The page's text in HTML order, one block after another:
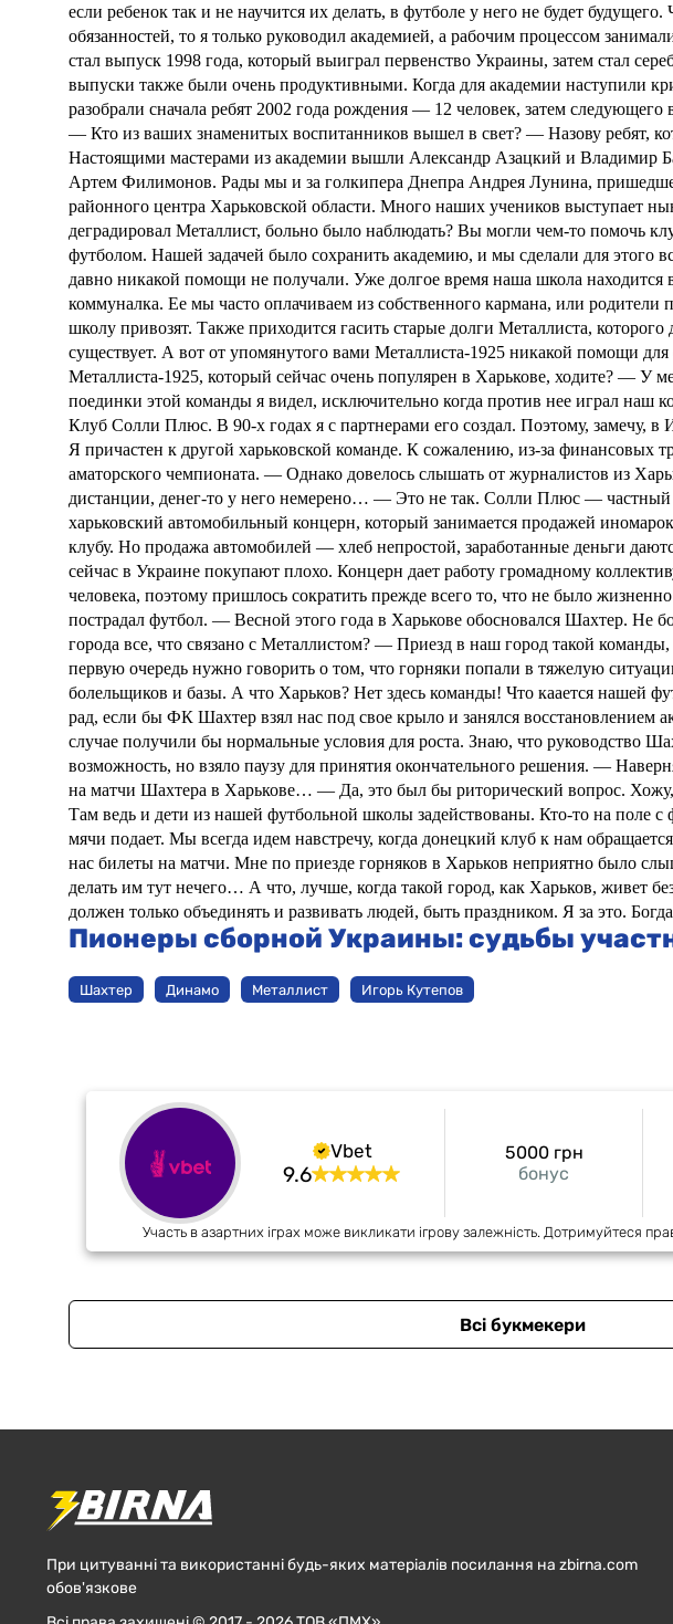
если ребенок так и не научится их делать, в футболе у него не будет будущего.
обязанностей, то я только руководил академией, а рабочим процессом
стал выпуск 1998 года, который выиграл первенство Украины, затем стал
выпуски также были очень продуктивными. Когда для академии наступили
разобрали сначала ребят 2002 года рождения — 12 человек, затем
— Кто из ваших знаменитых воспитанников вышел в свет? — Назову ребят,
Настоящими мастерами из академии вышли Александр Азацкий и Владимир
Артем Филимонов. Рады мы и за голкипера Днепра Андрея Лунина,
районного центра Харьковской области. Много наших учеников выступает
деградировал Металлист, больно было наблюдать? Вы могли чем-то помочь
футболом. Нашей задачей было сохранить академию, и мы сделали для этого
давно никакой помощи не получали. Уже долгое время наша школа
коммуналка. Ее мы часто оплачиваем из собственного кармана, или родители
школу привозят. Также приходится гасить старые долги Металлиста,
существует. А вот от упомянутого вами Металлиста-1925 никакой помощи
Металлиста-1925, который сейчас очень популярен в Харькове, ходите? — У
поединки этой команды я видел, исключительно когда против нее играл наш
Клуб Солли Плюс. В 90-х годах я с партнерами его создал. Поэтому, замечу, в
Я причастен к другой харьковской команде. К сожалению, из-за финансовых
аматорского чемпионата. — Однако довелось слышать от журналистов из
дистанции, денег-то у него немерено… — Это не так. Солли Плюс — частный
харьковский автомобильный концерн, который занимается продажей
клубу. Но продажа автомобилей — хлеб непростой, заработанные деньги
сейчас в Украине покупают плохо. Концерн дает работу громадному
человека, поэтому пришлось сократить прежде всего то, что не было
пострадал футбол. — Весной этого года в Харькове обосновался Шахтер. Не
города все, что связано с Металлистом? — Приезд в наш город такой
первую очередь нужно говорить о том, что горняки попали в тяжелую
болельщиков и базы. А что Харьков? Нет здесь команды! Что каается нашей
рад, если бы ФК Шахтер взял нас под свое крыло и занялся восстановлением
случае получили бы нормальные условия для роста. Знаю, что руководство
возможность, но взяло паузу для принятия окончательного решения. —
на матчи Шахтера в Харькове… — Да, это был бы риторический вопрос.
Там ведь и дети из нашей футбольной школы задействованы. Кто-то на поле
мячи подает. Мы всегда идем навстречу, когда донецкий клуб к нам
нас билеты на матчи. Мне по приезде горняков в Харьков неприятно было
делать им тут нечего… А что, лучше, когда такой город, как Харьков, живет
должен только объединять и развивать людей, быть праздником. Я за это.
Пионеры сборной Украины: судьбы
Шахтер Динамо Металлист Игорь Кутепов
Vbet
9.6 бонус
5000 грн
Участь в азартних іграх може викликати ігрову залежність. Дотримуйтеся
Всі букмекери
При цитуванні та використанні будь-яких матеріалів посилання на zbirna.com
обов'язкове